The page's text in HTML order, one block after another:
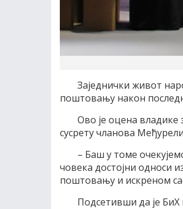
Заједнички живот
поштовању након
Ово је оцена владике
сусрету чланова
– Баш у томе
човека достојни односи
поштовању и искреном
Подсетивши да је БиХ